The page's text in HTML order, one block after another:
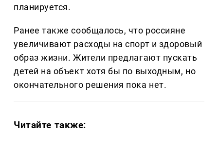
планируется.
Ранее также сообщалось, что россияне
увеличивают расходы на спорт и здоровый
образ жизни. Жители предлагают пускать
детей на объект хотя бы по выходным, но
окончательного решения пока нет.
Читайте также: